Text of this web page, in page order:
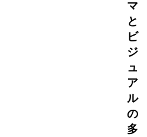
マ
と
ビ
ジ
ュ
ア
ル
の
多